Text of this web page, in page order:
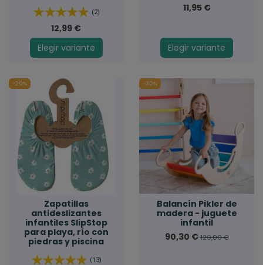
(2)
12,99 €
Elegir variante
11,95 €
Elegir variante
-20%
Zapatillas
antideslizantes
infantiles SlipStop
para playa, río con
piedras y piscina
(13)
-30%
Balancín Pikler de
madera - juguete
infantil
90,30 €129,00 €